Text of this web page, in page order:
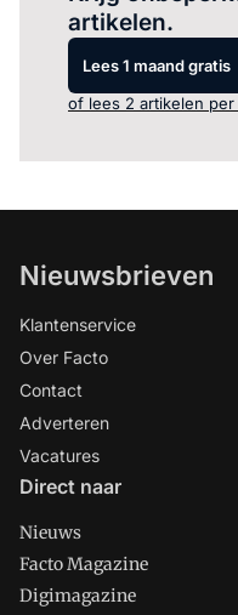
artikelen.
Lees 1 maand gratis
of lees 2 artikelen per
Nieuwsbrieven
Klantenservice
Over Facto
Contact
Adverteren
Vacatures
Direct naar
Nieuws
Facto Magazine
Digimagazine